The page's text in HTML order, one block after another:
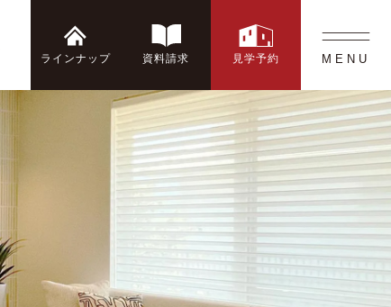
ラインナップ 資料請求 見学予約 MENU